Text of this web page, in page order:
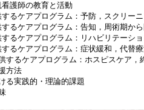
護師の教育と活動
るケアプログラム：予防，スクリー
るケアプログラム：告知，周術期か
るケアプログラム：リハビリテーシ
るケアプログラム：症状緩和，代替
するケアプログラム：ホスピスケア，
方法
る実践的・理論的課題